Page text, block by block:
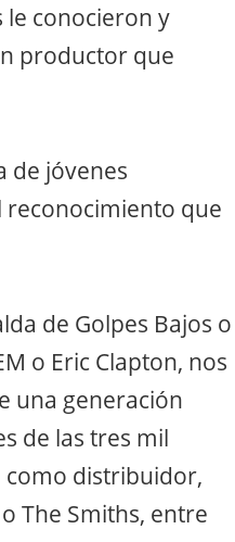
le conocieron y
productor que
de jóvenes
reconocimiento que
de Golpes Bajos o
o Eric Clapton, nos
una generación
de las tres mil
como distribuidor,
The Smiths, entre